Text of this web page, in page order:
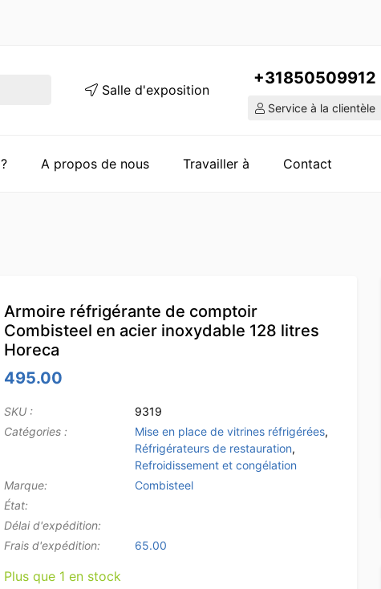
Salle d'exposition
+31850509912
Service à la clientèle
A propos de nous Travailler à Contact
Armoire réfrigérante de comptoir
Combisteel en acier inoxydable 128 litres
Horeca
495.00
SKU :
9319
Catégories :
Mise en place de vitrines réfrigérées,
Réfrigérateurs de restauration,
Refroidissement et congélation
Marque:
Combisteel
État:
Délai d'expédition:
Frais d'expédition:
65.00
Plus que 1 en stock